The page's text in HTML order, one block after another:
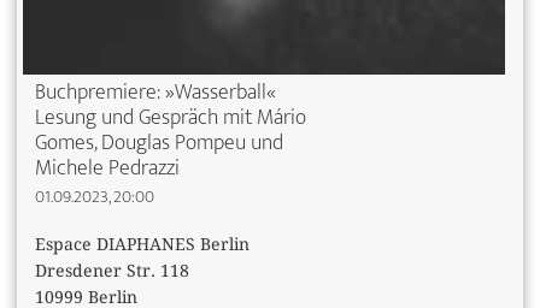
Buchpremiere: »Wasserball«
Lesung und Gespräch mit Mário
Gomes, Douglas Pompeu und
Michele Pedrazzi
01.09.2023, 20:00
Espace DIAPHANES Berlin
Dresdener Str. 118
10999 Berlin